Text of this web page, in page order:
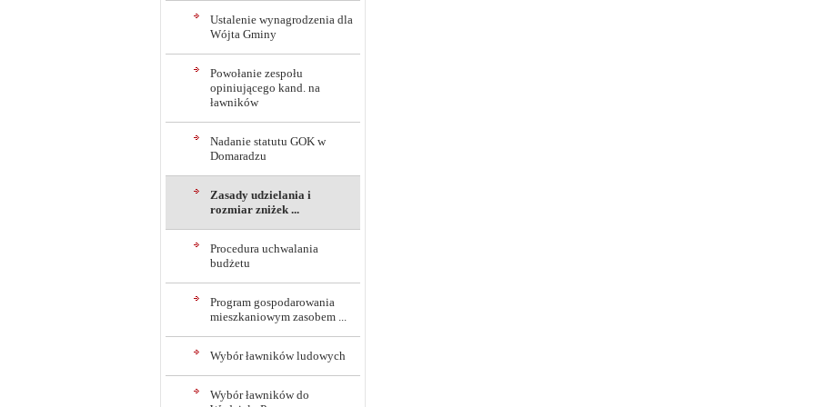
Ustalenie wynagrodzenia dla
Wójta Gminy
Powołanie zespołu
opiniującego kand. na
ławników
Nadanie statutu GOK w
Domaradzu
Zasady udzielania i
rozmiar zniżek ...
Procedura uchwalania
budżetu
Program gospodarowania
mieszkaniowym zasobem ...
Wybór ławników ludowych
Wybór ławników do